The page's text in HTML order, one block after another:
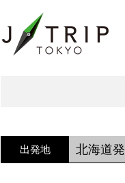
出発地 北海道発